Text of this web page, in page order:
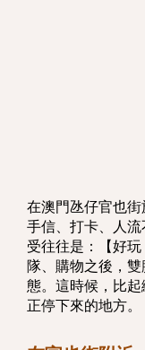
在澳門氹仔官也
手信、打卡、人
受往往是：【好
隊、購物之後，
態。這時候，比
正停下來的地方。